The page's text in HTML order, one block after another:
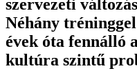
szervezeti
Néhány
évek óta fennálló
kultúra szintű